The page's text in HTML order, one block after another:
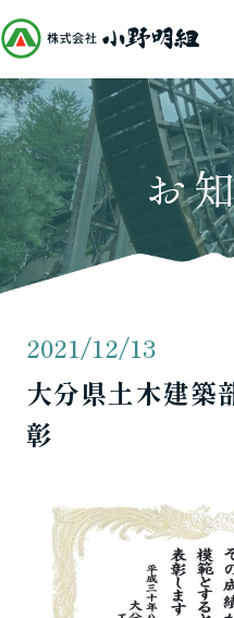
お
2021/12/13
大分県土木建築
彰